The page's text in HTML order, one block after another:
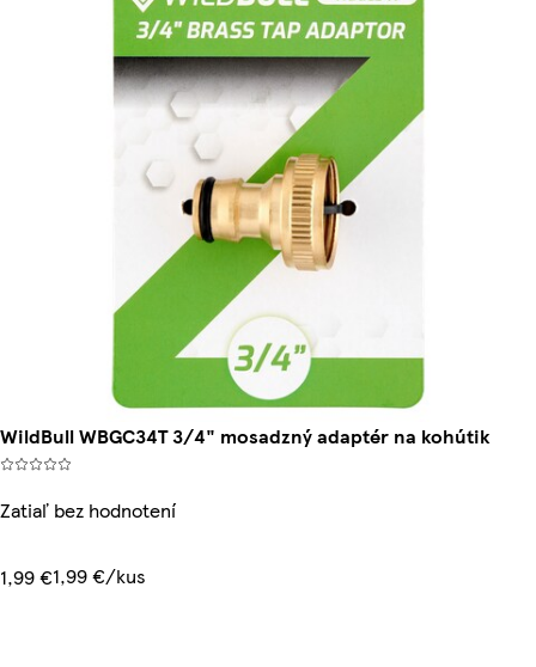
WildBull WBGC34T 3/4" mosadzný adaptér na kohútik
Zatiaľ bez hodnotení
1,99 €1,99 €/kus